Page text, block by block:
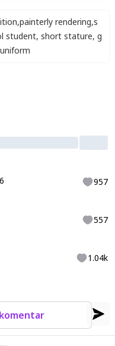
,painterly rendering,s
student, short stature, g
957
557
1.04k